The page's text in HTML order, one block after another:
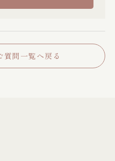
質問一覧へ戻る